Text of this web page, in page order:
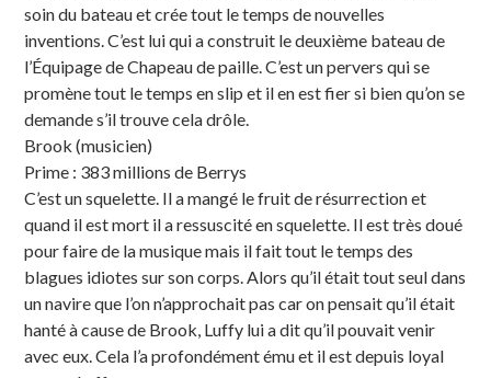
soin du bateau et crée tout le temps de nouvelles
inventions. C’est lui qui a construit le deuxième bateau de
l’Équipage de Chapeau de paille. C’est un pervers qui se
promène tout le temps en slip et il en est fier si bien qu’on se
demande s’il trouve cela drôle.
Brook (musicien)
Prime : 383 millions de Berrys
C’est un squelette. Il a mangé le fruit de résurrection et
quand il est mort il a ressuscité en squelette. Il est très doué
pour faire de la musique mais il fait tout le temps des
blagues idiotes sur son corps. Alors qu’il était tout seul dans
un navire que l’on n’approchait pas car on pensait qu’il était
hanté à cause de Brook, Luffy lui a dit qu’il pouvait venir
avec eux. Cela l’a profondément ému et il est depuis loyal